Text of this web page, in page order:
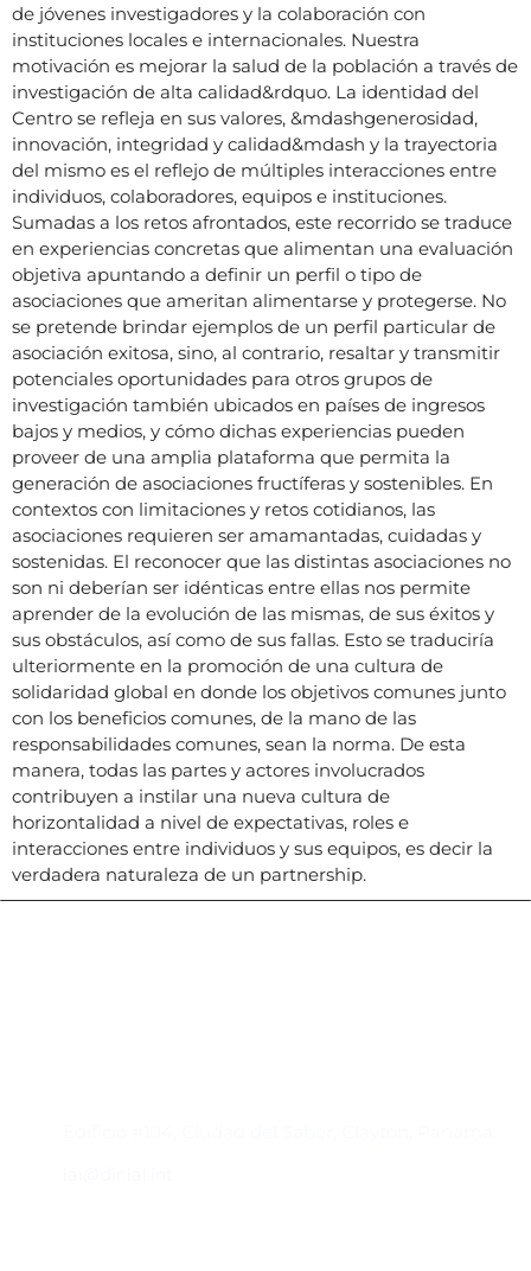
de jóvenes investigadores y la colaboración con
instituciones locales e internacionales. Nuestra
motivación es mejorar la salud de la población a través de
investigación de alta calidad&rdquo. La identidad del
Centro se refleja en sus valores, &mdashgenerosidad,
innovación, integridad y calidad&mdash y la trayectoria
del mismo es el reflejo de múltiples interacciones entre
individuos, colaboradores, equipos e instituciones.
Sumadas a los retos afrontados, este recorrido se traduce
en experiencias concretas que alimentan una evaluación
objetiva apuntando a definir un perfil o tipo de
asociaciones que ameritan alimentarse y protegerse. No
se pretende brindar ejemplos de un perfil particular de
asociación exitosa, sino, al contrario, resaltar y transmitir
potenciales oportunidades para otros grupos de
investigación también ubicados en países de ingresos
bajos y medios, y cómo dichas experiencias pueden
proveer de una amplia plataforma que permita la
generación de asociaciones fructíferas y sostenibles. En
contextos con limitaciones y retos cotidianos, las
asociaciones requieren ser amamantadas, cuidadas y
sostenidas. El reconocer que las distintas asociaciones no
son ni deberían ser idénticas entre ellas nos permite
aprender de la evolución de las mismas, de sus éxitos y
sus obstáculos, así como de sus fallas. Esto se traduciría
ulteriormente en la promoción de una cultura de
solidaridad global en donde los objetivos comunes junto
con los beneficios comunes, de la mano de las
responsabilidades comunes, sean la norma. De esta
manera, todas las partes y actores involucrados
contribuyen a instilar una nueva cultura de
horizontalidad a nivel de expectativas, roles e
interacciones entre individuos y sus equipos, es decir la
verdadera naturaleza de un partnership.